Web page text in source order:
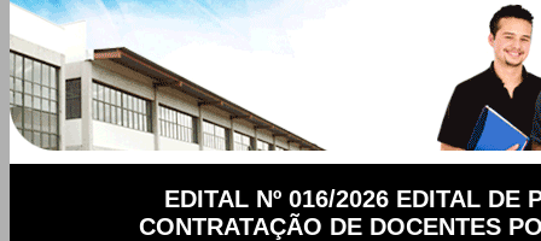
EDITAL Nº 016/2026 EDITAL DE
CONTRATAÇÃO DE DOCENTES